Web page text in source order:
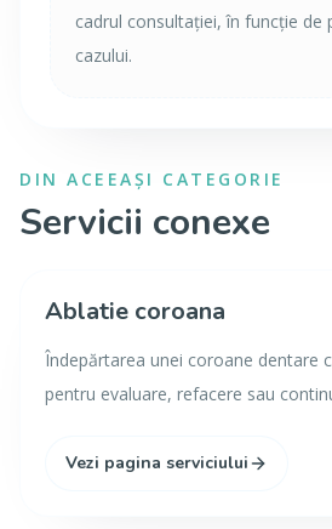
cadrul consultației, în funcție de
cazului.
DIN ACEEAȘI CATEGORIE
Servicii conexe
Ablatie coroana
Îndepărtarea unei coroane dentare
pentru evaluare, refacere sau
Vezi pagina serviciului